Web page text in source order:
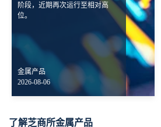
阶段，近期再次运行至相对高
位。
金属产品
2026-08-06
了解芝商所金属产品